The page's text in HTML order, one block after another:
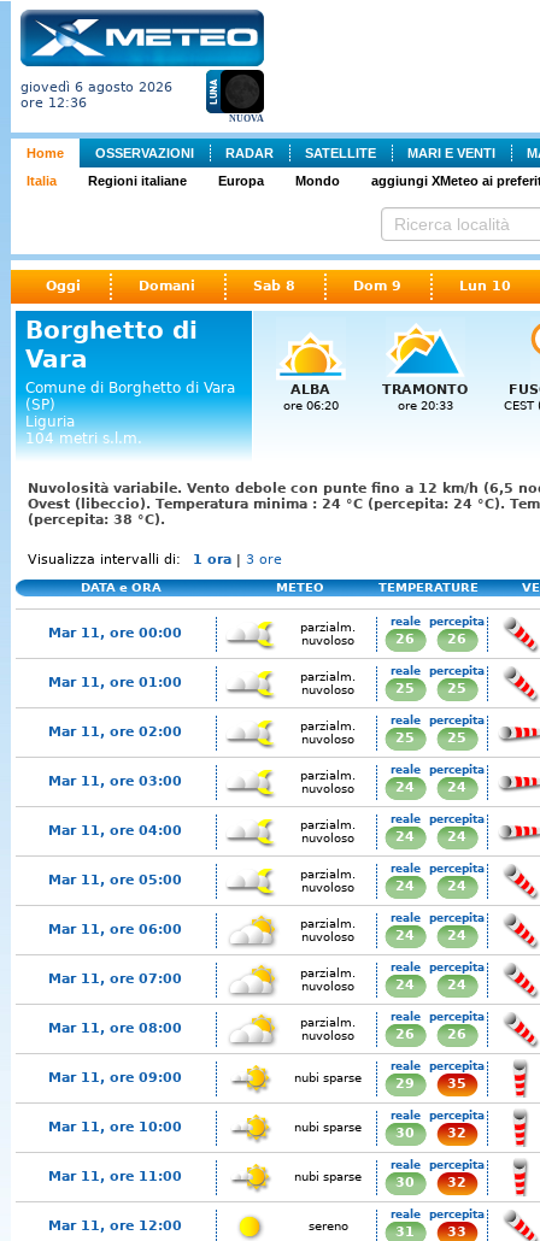
giovedì 6 agosto 2026
ore 12:36
NUOVA
Home OSSERVAZIONI RADAR SATELLITE MARI E VENTI
Italia
Regioni italiane Europa Mondo aggiungi XMeteo ai
Oggi Domani Sab 8 Dom 9 Lun 10
Borghetto di
Vara
Comune di Borghetto di Vara
(SP)
Liguria
104 metri s.l.m.
ALBA
ore 06:20
TRAMONTO
ore 20:33 CEST
Nuvolosità variabile. Vento debole con punte fino a 12 km/h (6,5
Ovest (libeccio). Temperatura minima : 24 °C (percepita: 24 °C).
(percepita: 38 °C).
Visualizza intervalli di: 1 ora | 3 ore
DATA e ORA METEO TEMPERATURE
Mar 11, ore 00:00
parzialm.
nuvoloso
reale
26
percepita
26
Mar 11, ore 01:00
parzialm.
nuvoloso
reale
25
percepita
25
Mar 11, ore 02:00
parzialm.
nuvoloso
reale
25
percepita
25
Mar 11, ore 03:00
parzialm.
nuvoloso
reale
24
percepita
24
Mar 11, ore 04:00
parzialm.
nuvoloso
reale
24
percepita
24
Mar 11, ore 05:00
parzialm.
nuvoloso
reale
24
percepita
24
Mar 11, ore 06:00
parzialm.
nuvoloso
reale
24
percepita
24
Mar 11, ore 07:00
parzialm.
nuvoloso
reale
24
percepita
24
Mar 11, ore 08:00
parzialm.
nuvoloso
reale
26
percepita
26
Mar 11, ore 09:00 nubi sparse
reale
29
percepita
35
Mar 11, ore 10:00 nubi sparse
reale
30
percepita
32
Mar 11, ore 11:00 nubi sparse
reale
30
percepita
32
Mar 11, ore 12:00 sereno
reale
31
percepita
33